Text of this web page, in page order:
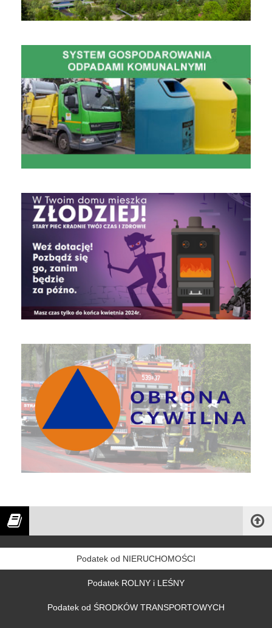
czyste powietrze
Obrona Cywilna
Podatek od NIERUCHOMOŚCI
Podatek ROLNY i LEŚNY
Podatek od ŚRODKÓW TRANSPORTOWYCH